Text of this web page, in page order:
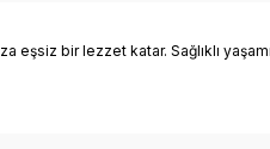
bir lezzet katar. Sağlıklı